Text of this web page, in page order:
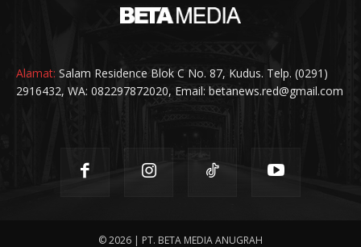
Alamat: Salam Residence Blok C No. 87, Kudus. Telp. (0291)
2916432, WA: 082297872020, Email: betanews.red@gmail.com
© 2026 | PT. BETA MEDIA ANUGRAH